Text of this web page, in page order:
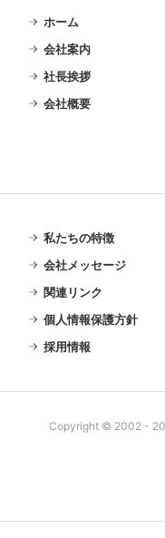
ホーム
会社案内
社長挨拶
会社概要
私たちの特徴
会社メッセージ
関連リンク
個人情報保護方針
採用情報
Copyright © 2002 -